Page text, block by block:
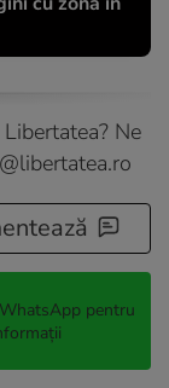
Ne
pentru